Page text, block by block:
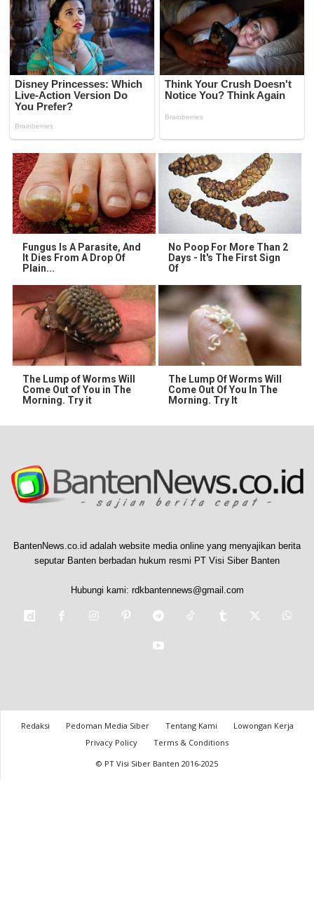
Fungus Is A Parasite, And
It Dies From A Drop Of
Plain...
No Poop For More Than 2
Days - It's The First Sign
Of
The Lump of Worms Will
Come Out of You in The
Morning. Try it
The Lump Of Worms Will
Come Out Of You In The
Morning. Try It
BantenNews.co.id adalah website media online yang menyajikan berita
seputar Banten berbadan hukum resmi PT Visi Siber Banten
Hubungi kami: rdkbantennews@gmail.com
Redaksi Pedoman Media Siber Tentang Kami
Lowongan Kerja
Privacy Policy
Terms & Conditions
© PT Visi Siber Banten 2016-2025